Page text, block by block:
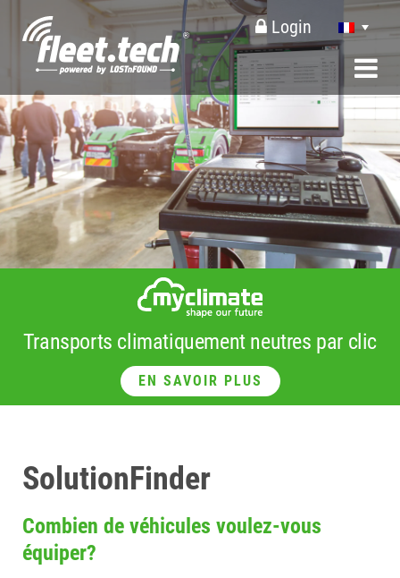
Login
Transports climatiquement neutres par clic
EN SAVOIR PLUS
SolutionFinder
Combien de véhicules voulez-vous
équiper?